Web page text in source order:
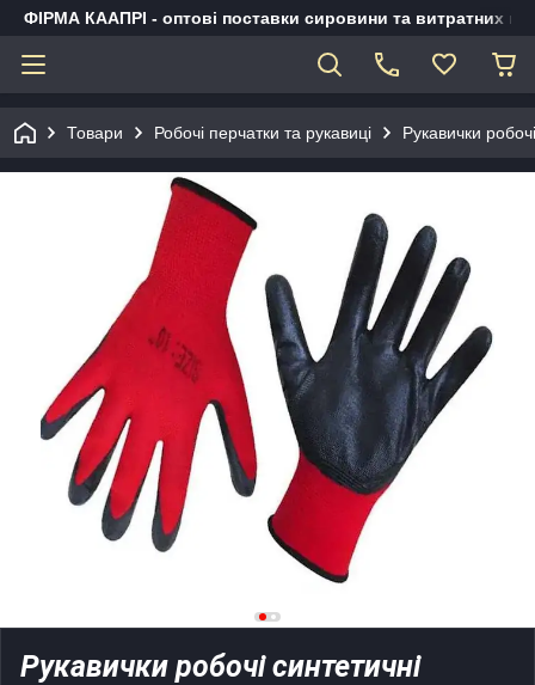
ФІРМА КААПРІ - оптові поставки сировини та витратних
Товари Робочі перчатки та рукавиці Рукавички
Рукавички робочі синтетичні